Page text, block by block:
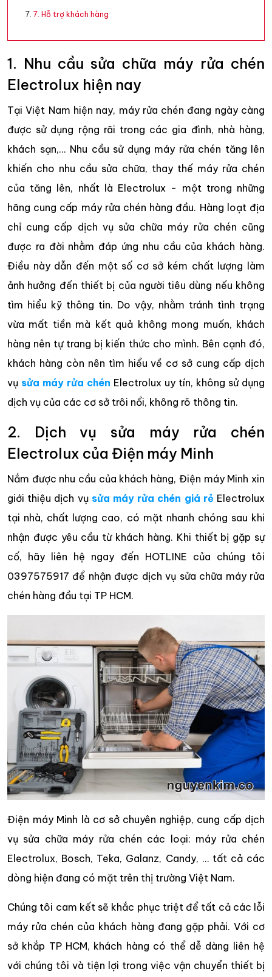
7. Hỗ trợ khách hàng
1. Nhu cầu sửa chữa máy rửa chén
Electrolux hiện nay
Tại Việt Nam hiện nay, máy rửa chén đang ngày càng
được sử dụng rộng rãi trong các gia đình, nhà hàng,
khách sạn,... Nhu cầu sử dụng máy rửa chén tăng lên
khiến cho nhu cầu sửa chữa, thay thế máy rửa chén
của tăng lên, nhất là Electrolux - một trong những
hãng cung cấp máy rửa chén hàng đầu. Hàng loạt địa
chỉ cung cấp dịch vụ sửa chữa máy rửa chén cũng
được ra đời nhằm đáp ứng nhu cầu của khách hàng.
Điều này dẫn đến một số cơ sở kém chất lượng làm
ảnh hưởng đến thiết bị của người tiêu dùng nếu không
tìm hiểu kỹ thông tin. Do vậy, nhằm tránh tình trạng
vừa mất tiền mà kết quả không mong muốn, khách
hàng nên tự trang bị kiến thức cho mình. Bên cạnh đó,
khách hàng còn nên tìm hiểu về cơ sở cung cấp dịch
vụ sửa máy rửa chén Electrolux uy tín, không sử dụng
dịch vụ của các cơ sở trôi nổi, không rõ thông tin.
2. Dịch vụ sửa máy rửa chén
Electrolux của Điện máy Minh
Nắm được nhu cầu của khách hàng, Điện máy Minh xin
giới thiệu dịch vụ sửa máy rửa chén giá rẻ Electrolux
tại nhà, chất lượng cao, có mặt nhanh chóng sau khi
nhận được yêu cầu từ khách hàng. Khi thiết bị gặp sự
cố, hãy liên hệ ngay đến HOTLINE của chúng tôi
0397575917 để nhận được dịch vụ sửa chữa máy rửa
chén hàng đầu tại TP HCM.
Điện máy Minh là cơ sở chuyên nghiệp, cung cấp dịch
vụ sửa chữa máy rửa chén các loại: máy rửa chén
Electrolux, Bosch, Teka, Galanz, Candy, … tất cả các
dòng hiện đang có mặt trên thị trường Việt Nam.
Chúng tôi cam kết sẽ khắc phục triệt để tất cả các lỗi
máy rửa chén của khách hàng đang gặp phải. Với cơ
sở khắp TP HCM, khách hàng có thể dễ dàng liên hệ
với chúng tôi và tiện lợi trong việc vận chuyển thiết bị